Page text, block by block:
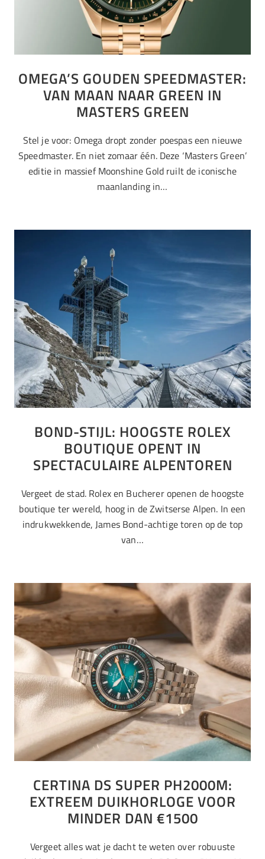
OMEGA’S GOUDEN SPEEDMASTER:
VAN MAAN NAAR GREEN IN
MASTERS GREEN
Stel je voor: Omega dropt zonder poespas een nieuwe
Speedmaster. En niet zomaar één. Deze ‘Masters Green’
editie in massief Moonshine Gold ruilt de iconische
maanlanding in…
BOND-STIJL: HOOGSTE ROLEX
BOUTIQUE OPENT IN
SPECTACULAIRE ALPENTOREN
Vergeet de stad. Rolex en Bucherer openen de hoogste
boutique ter wereld, hoog in de Zwitserse Alpen. In een
indrukwekkende, James Bond-achtige toren op de top
van…
CERTINA DS SUPER PH2000M:
EXTREEM DUIKHORLOGE VOOR
MINDER DAN €1500
Vergeet alles wat je dacht te weten over robuuste